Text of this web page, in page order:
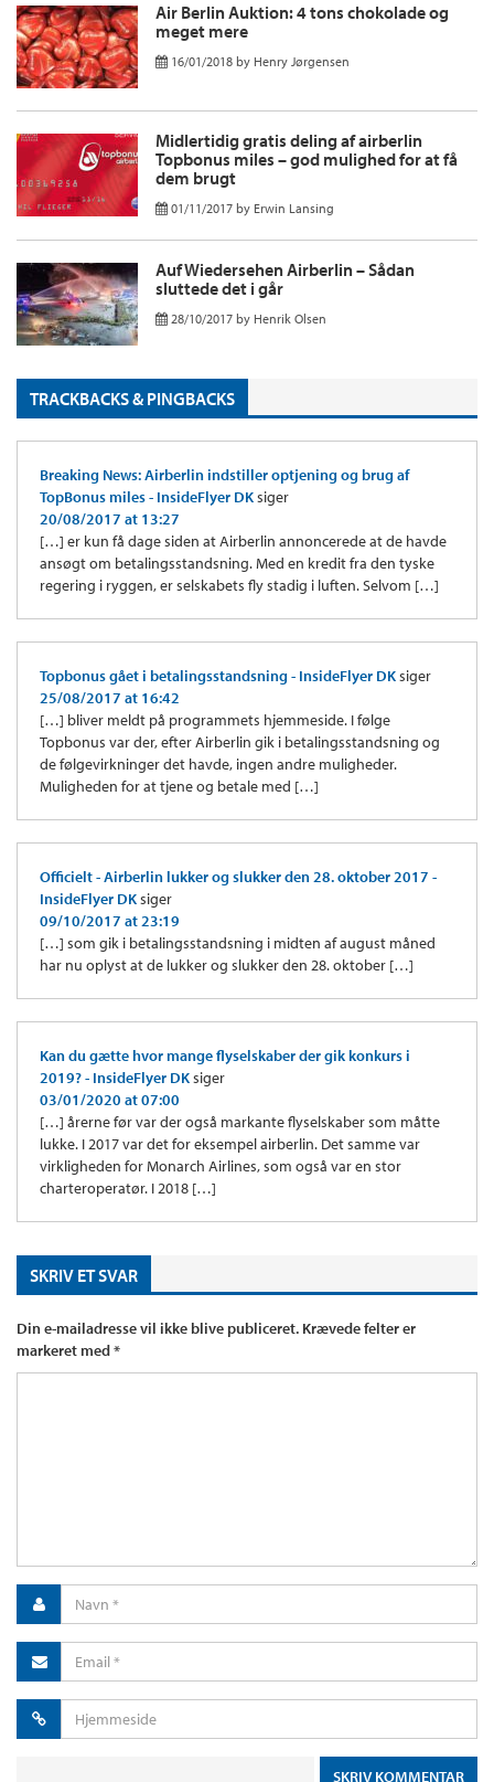
Air Berlin Auktion: 4 tons chokolade og
meget mere
16/01/2018 by Henry Jørgensen
Midlertidig gratis deling af airberlin
Topbonus miles – god mulighed for at få
dem brugt
01/11/2017 by Erwin Lansing
Auf Wiedersehen Airberlin – Sådan
sluttede det i går
28/10/2017 by Henrik Olsen
TRACKBACKS & PINGBACKS
Breaking News: Airberlin indstiller optjening og brug af
TopBonus miles - InsideFlyer DKsiger
20/08/2017 at 13:27
[…] er kun få dage siden at Airberlin annoncerede at de havde
ansøgt om betalingsstandsning. Med en kredit fra den tyske
regering i ryggen, er selskabets fly stadig i luften. Selvom […]
Topbonus gået i betalingsstandsning - InsideFlyer DKsiger
25/08/2017 at 16:42
[…] bliver meldt på programmets hjemmeside. I følge
Topbonus var der, efter Airberlin gik i betalingsstandsning og
de følgevirkninger det havde, ingen andre muligheder.
Muligheden for at tjene og betale med […]
Officielt - Airberlin lukker og slukker den 28. oktober 2017 -
InsideFlyer DKsiger
09/10/2017 at 23:19
[…] som gik i betalingsstandsning i midten af august måned
har nu oplyst at de lukker og slukker den 28. oktober […]
Kan du gætte hvor mange flyselskaber der gik konkurs i
2019? - InsideFlyer DKsiger
03/01/2020 at 07:00
[…] årerne før var der også markante flyselskaber som måtte
lukke. I 2017 var det for eksempel airberlin. Det samme var
virkligheden for Monarch Airlines, som også var en stor
charteroperatør. I 2018 […]
SKRIV ET SVAR
Din e-mailadresse vil ikke blive publiceret. Krævede felter er
markeret med*